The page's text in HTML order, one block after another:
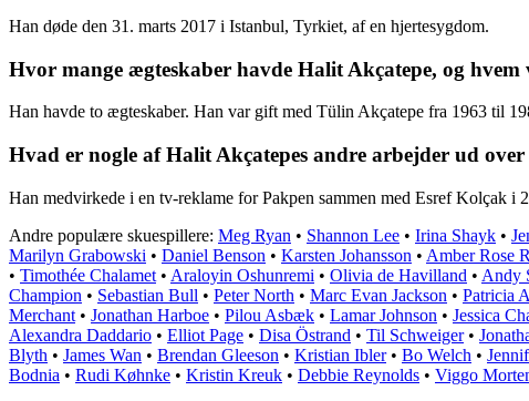
Han døde den 31. marts 2017 i Istanbul, Tyrkiet, af en hjertesygdom.
Hvor mange ægteskaber havde Halit Akçatepe, og hvem
Han havde to ægteskaber. Han var gift med Tülin Akçatepe fra 1963 til
Hvad er nogle af Halit Akçatepes andre arbejder ud over
Han medvirkede i en tv-reklame for Pakpen sammen med Esref Kolçak i
Andre populære skuespillere: Meg Ryan • Shannon Lee • Irina Shayk •
Marilyn Grabowski • Daniel Benson • Karsten Johansson • Amber Rose
• Timothée Chalamet • Araloyin Oshunremi • Olivia de Havilland • Andy
Champion • Sebastian Bull • Peter North • Marc Evan Jackson • Patricia
Merchant • Jonathan Harboe • Pilou Asbæk • Lamar Johnson • Jessica
Alexandra Daddario • Elliot Page • Disa Östrand • Til Schweiger•
Blyth • James Wan • Brendan Gleeson • Kristian Ibler• Bo Welch •
Bodnia • Rudi Køhnke • Kristin Kreuk • Debbie Reynolds • Viggo